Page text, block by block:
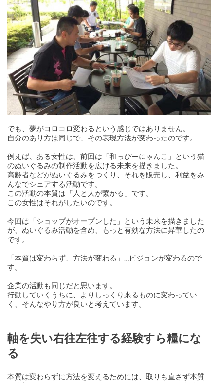
でも、夢がコロコロ変わるという感じではありません。
自分のあり方は同じで、その表現方法が変わったのです。
例えば、ある女性は、前回は「和っぴーにゃんこ」という猫
のぬいぐるみの制作活動を広げる未来を描きました。
高齢者などがぬいぐるみをつくり、それを販売し、利益をみ
んなでシェアする活動です。
この活動の本質は「人と人が繋がる」です。
この女性はそれがしたいのです。
今回は「ショップがオープンした」という未来を描きました
が、ぬいぐるみ活動を含め、もっと有効な方法に昇華したの
です。
「本質は変わらず、方法が変わる」…ビジョンが変わるので
す。
企業の活動も同じだと思います。
行動していくうちに、よりしっくり来るものに変わってい
く、そんなやり方が良いと考えています。
軸を失い右往左往する経験すら糧にな
る
本質は変わらずに方法を変えるためには、取りも直さず本質